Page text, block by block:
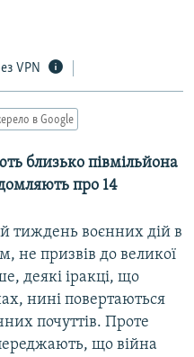
VPN
в Google
близько півмільйона
про 14
тиждень воєнних дій в
не призвів до великої
деякі іракці, що
нині повертаються
почуттів. Проте
що війна